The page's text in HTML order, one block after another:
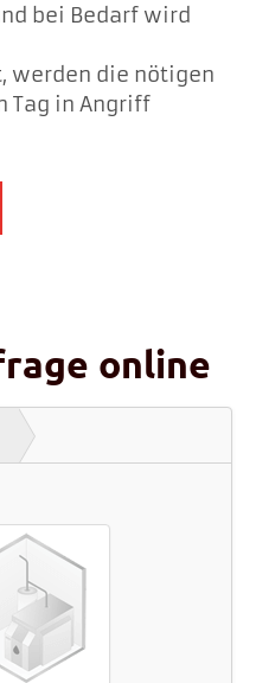
bei Bedarf wird
werden die nötigen
Tag in Angriff
online